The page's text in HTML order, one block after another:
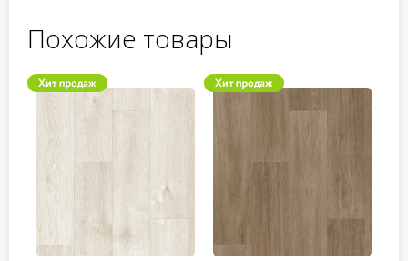
Похожие товары